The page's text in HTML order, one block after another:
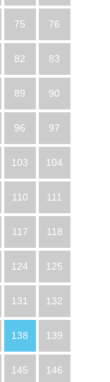
75 76
82 83
89 90
96 97
103 104
110 111
117 118
124 125
131 132
138 139
145 146